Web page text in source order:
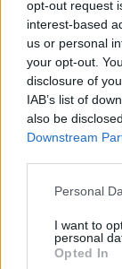
opt-out request
interest-based
us or personal
your opt-out.
disclosure of
IAB’s list of
also be
Downstream
Personal
I want to
personal
Opted In
Δήμος
αμείλικτη